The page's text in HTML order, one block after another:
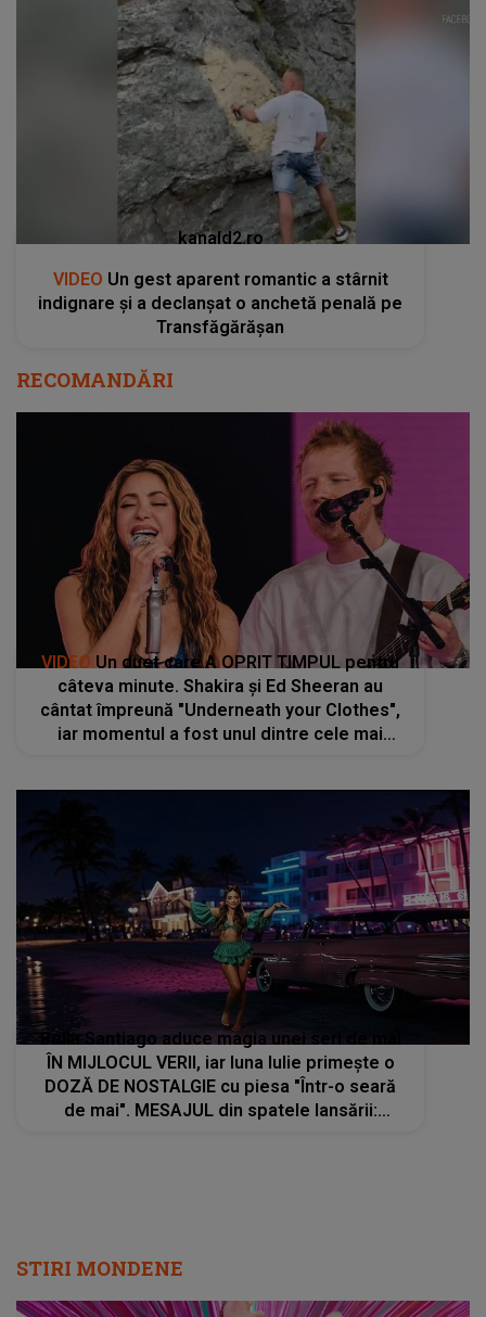
kanald2.ro
VIDEO Un gest aparent romantic a stârnit
indignare și a declanșat o anchetă penală pe
Transfăgărășan
RECOMANDĂRI
VIDEO Un duet care A OPRIT TIMPUL pentru
câteva minute. Shakira și Ed Sheeran au
cântat împreună "Underneath your Clothes",
iar momentul a fost unul dintre cele mai
Bella Santiago aduce magia unei seri de mai
ÎN MIJLOCUL VERII, iar luna Iulie primește o
DOZĂ DE NOSTALGIE cu piesa "Într-o seară
de mai". MESAJUL din spatele lansării:
STIRI MONDENE